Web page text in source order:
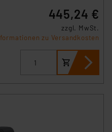
US-Behörden
ohne dass
für Europäer bestehen.
Dienstleistern stützt
der
Daten,
445,24 €
zzgl. MwSt.
zu Versandkosten